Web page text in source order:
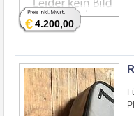
€4.200,00